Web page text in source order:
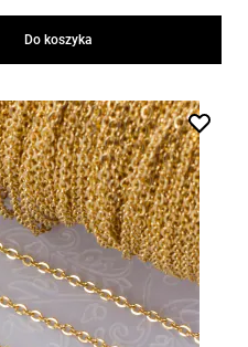
Do koszyka